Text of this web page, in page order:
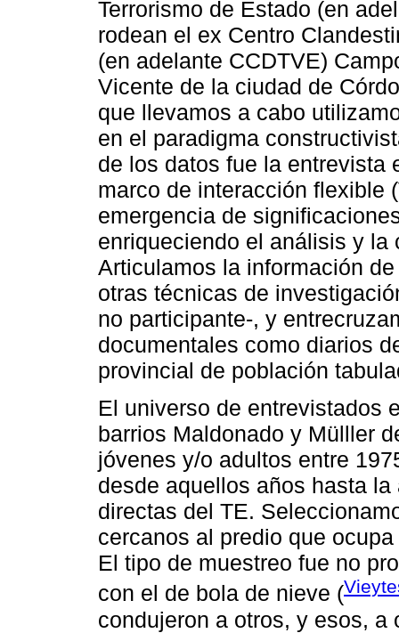
Terrorismo de Estado (en
rodean el ex Centro
(en adelante CCDTVE)
Vicente de la ciudad de
que llevamos a cabo
en el paradigma
de los datos fue la entrevista
marco de interacción flexible
emergencia de
enriqueciendo el análisis y
Articulamos la información
otras técnicas de
no participante-, y
documentales como diarios
provincial de población
El universo de entrevistados
barrios Maldonado y Mülller
jóvenes y/o adultos entre
desde aquellos años hasta
directas del TE.
cercanos al predio que
El tipo de muestreo fue no
con el de bola de nieve (
condujeron a otros, y esos,